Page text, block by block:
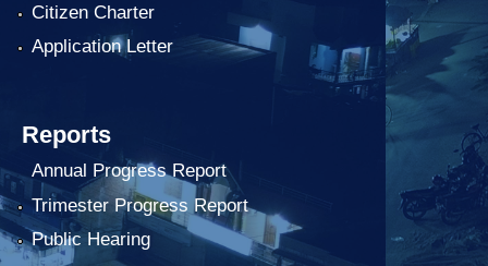
Citizen Charter
Application Letter
Reports
Annual Progress Report
Trimester Progress Report
Public Hearing